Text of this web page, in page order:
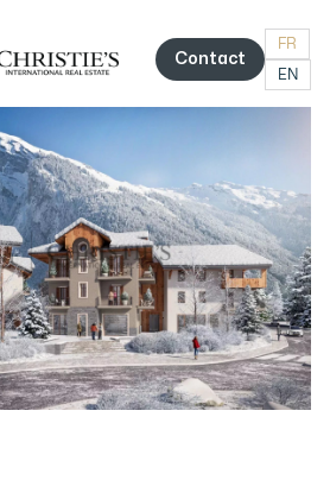
FR
EN
Contact
Contact